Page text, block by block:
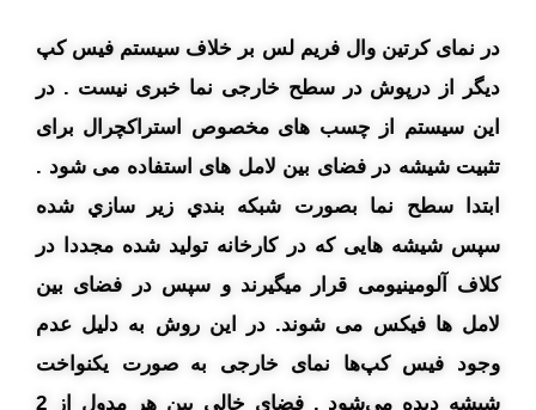
در نمای کرتین وال فریم لس بر خلاف سیستم فیس کپ
دیگر از درپوش در سطح خارجی نما خبری نیست . در
این سیستم از چسب های مخصوص استراکچرال برای
تثبیت شیشه در فضای بین لامل های استفاده می شود .
ابتدا سطح نما بصورت شبکه بندي زير سازي شده
سپس شیشه هایی که در کارخانه تولید شده مجددا در
کلاف آلومینیومی قرار میگیرند و سپس در فضای بین
لامل ها فیکس می شوند. در این روش به دلیل عدم
وجود فیس کپ‌ها نمای خارجی به صورت یکنواخت
شیشه دیده می‌شود . فضای خالی بین هر مدول از 2